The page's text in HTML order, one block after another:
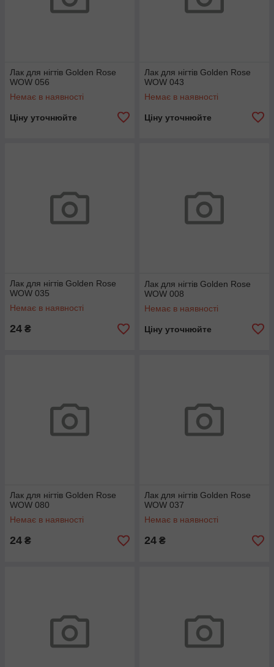
Лак для нігтів Golden Rose
WOW 056
Немає в наявності
Ціну уточнюйте
Лак для нігтів Golden Rose
WOW 043
Немає в наявності
Ціну уточнюйте
Лак для нігтів Golden Rose
WOW 035
Немає в наявності
24 ₴
Лак для нігтів Golden Rose
WOW 008
Немає в наявності
Ціну уточнюйте
Лак для нігтів Golden Rose
WOW 080
Немає в наявності
24 ₴
Лак для нігтів Golden Rose
WOW 037
Немає в наявності
24 ₴